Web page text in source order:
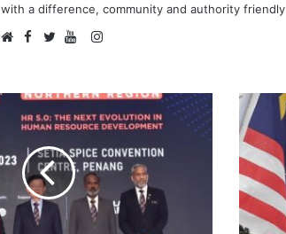
with a difference, community and authority friendly
b
t
F
e
b
o
o
k
i
t
t
e
r
u
T
u
b
e
I
t
a
g
r
a